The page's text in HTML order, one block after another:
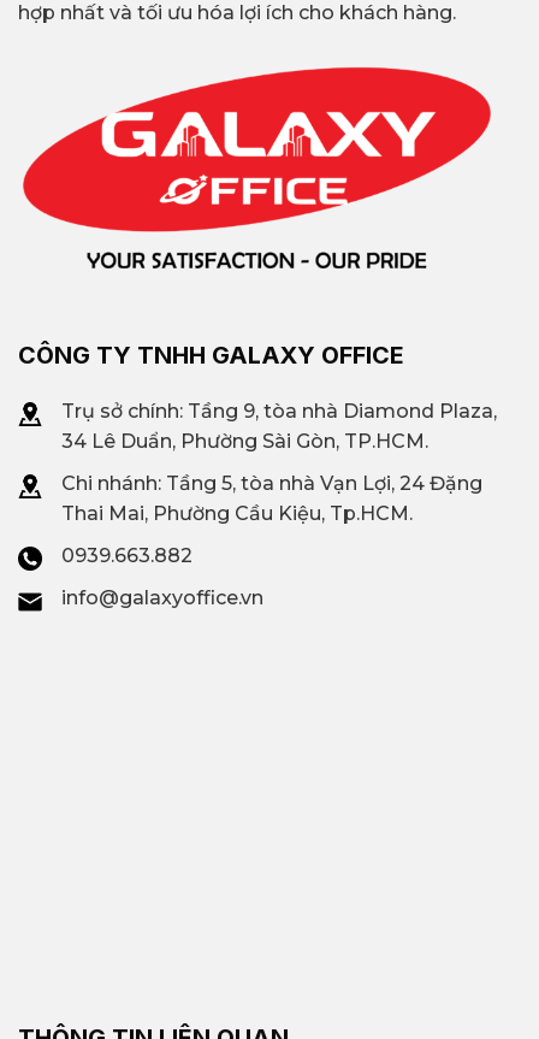
hợp nhất và tối ưu hóa lợi ích cho khách hàng.
CÔNG TY TNHH GALAXY OFFICE
Trụ sở chính: Tầng 9, tòa nhà Diamond Plaza,
34 Lê Duẩn, Phường Sài Gòn, TP.HCM.
Chi nhánh: Tầng 5, tòa nhà Vạn Lợi, 24 Đặng
Thai Mai, Phường Cầu Kiệu, Tp.HCM.
0939.663.882
info@galaxyoffice.vn